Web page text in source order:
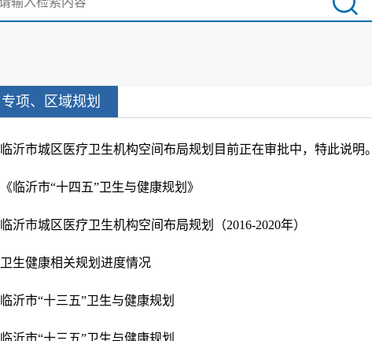
专项、区域规划
临沂市城区医疗卫生机构空间布局规划目前正在审批中，​特此说明。
《​临沂市“十四五”卫生与健康规划》
临沂市城区医疗卫生机构空间布局规划（2016-2020年）
卫生健康相关规划进度情况
临沂市“十三五”卫生与健康规划
临沂市“十三五”卫生与健康规划